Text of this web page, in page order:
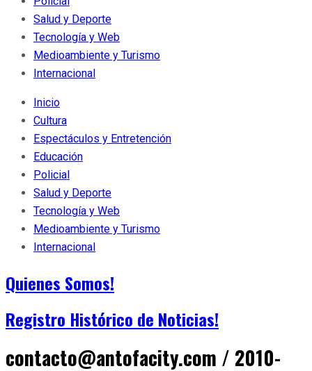
Salud y Deporte
Tecnología y Web
Medioambiente y Turismo
Internacional
Inicio
Cultura
Espectáculos y Entretención
Educación
Policial
Salud y Deporte
Tecnología y Web
Medioambiente y Turismo
Internacional
Quienes Somos!
Registro Histórico de Noticias!
contacto@antofacity.com / 2010-